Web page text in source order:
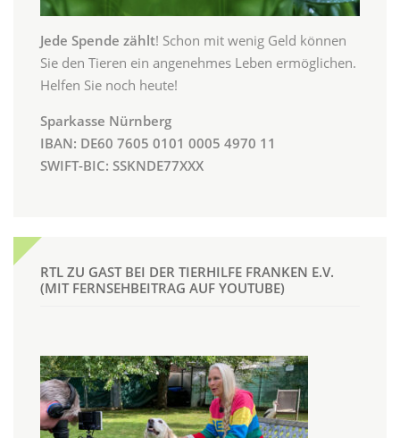
Jede Spende zählt! Schon mit wenig Geld können
Sie den Tieren ein angenehmes Leben ermöglichen.
Helfen Sie noch heute!
Sparkasse Nürnberg
IBAN: DE60 7605 0101 0005 4970 11
SWIFT-BIC: SSKNDE77XXX
RTL ZU GAST BEI DER TIERHILFE FRANKEN E.V.
(MIT FERNSEHBEITRAG AUF YOUTUBE)